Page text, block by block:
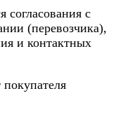
согласования с
(перевозчика),
и контактных
покупателя